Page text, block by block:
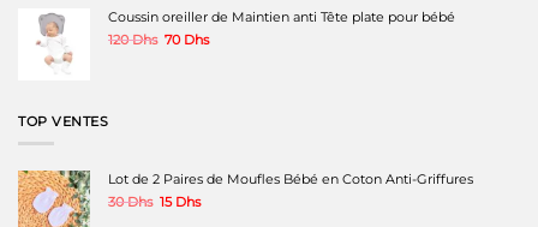
était :
320 Dhs.
est :
220 Dhs.
Coussin oreiller de Maintien anti Tête plate pour bébé
120Dhs Le
70 DhsLe
TOP VENTES
Lot de 2 Paires de Moufles Bébé en Coton Anti-Griffures
30Dhs Le
15 DhsLe